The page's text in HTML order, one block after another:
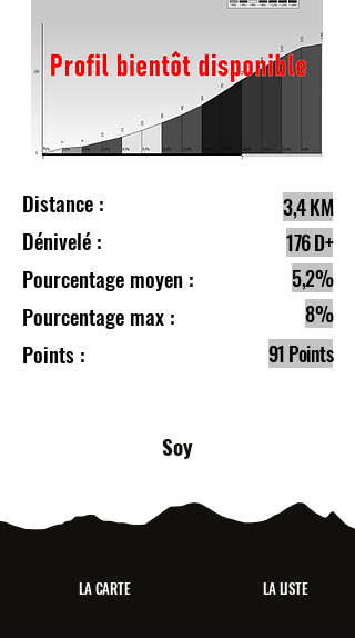
Distance :
Dénivelé :
Pourcentage moyen :
Pourcentage max :
Points :
3,4 KM
176 D+
5,2%
8%
91 Points
Soy
LA CARTE LA LISTE